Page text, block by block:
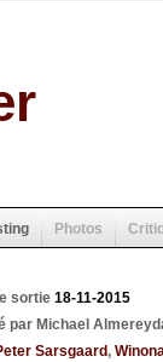
Photos
sortie 18-11-2015
par Michael
Sarsgaard,